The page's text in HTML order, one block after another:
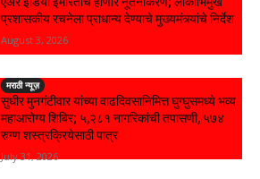
प्रशासकीय रचनेला प्राधान्य देण्याचे मुख्यमंत्र्यांचे निर्देश
August 3, 2026
मराठी न्यूज़
सुधीर मुनगंटीवार यांच्या वाढदिवसानिमित्त घुग्घुसमध्ये भव्य
महाआरोग्य शिबिर; ५,२८१ नागरिकांची तपासणी, ५७४
रुग्ण शस्त्रक्रियेसाठी पात्र
July 31, 2026